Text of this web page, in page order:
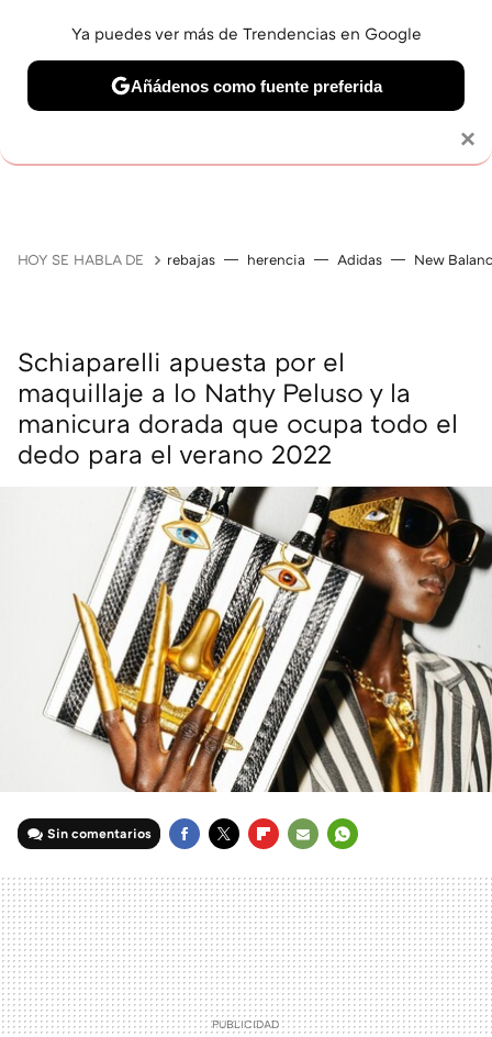
HOY SE HABLA DE rebajas herencia Adidas New
Schiaparelli apuesta por el
maquillaje a lo Nathy Peluso y la
manicura dorada que ocupa todo el
dedo para el verano 2022
Sin comentarios
MAIL
×
Ya puedes ver más de Trendencias en Google
Añádenos como fuente preferida